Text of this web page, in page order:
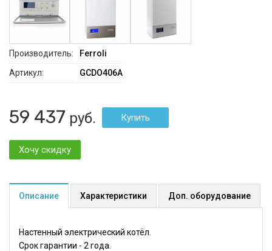
Производитель:
Ferroli
Артикул:
GCDO406A
59 437 руб.
Хочу скидку
Описание Характеристики Доп. оборудование
Настенный электрический котёл.
Срок гарантии - 2 года.